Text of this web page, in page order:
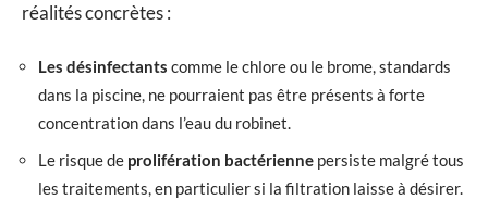
réalités concrètes :
Les désinfectants comme le chlore ou le brome, standards
dans la piscine, ne pourraient pas être présents à forte
concentration dans l’eau du robinet.
Le risque de prolifération bactérienne persiste malgré tous
les traitements, en particulier si la filtration laisse à désirer.